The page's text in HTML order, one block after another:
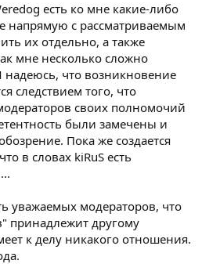
есть ко мне какие-либо
напрямую с рассматриваемым
их отдельно, а также
мне несколько сложно
надеюсь, что возникновение
следствием того, что
своих полномочий
были замечены и
Пока же создается
в словах kiRuS есть
уважаемых модераторов, что
принадлежит другому
к делу никакого отношения.